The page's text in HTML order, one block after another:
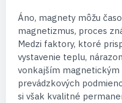
Áno, magnety môžu
magnetizmus, proces
Medzi faktory, ktoré
vystavenie teplu,
vonkajším
prevádzkových
si však kvalitné